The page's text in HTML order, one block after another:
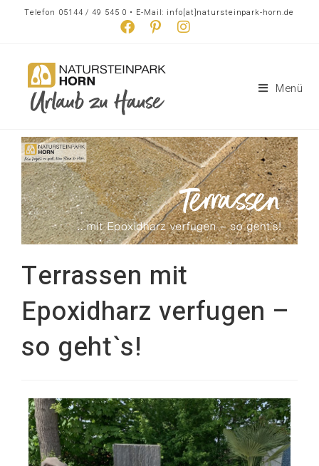
Telefon 05144 / 49 545 0 • E-Mail: info[at]natursteinpark-horn.de
Menü
Terrassen mit
Epoxidharz verfugen –
so geht`s!